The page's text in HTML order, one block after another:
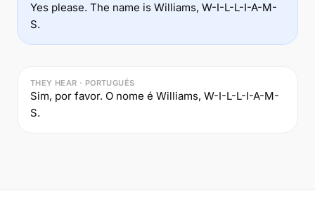
Yes please. The name is Williams, W-I-L-L-I-A-M-
S.
THEY HEAR · PORTUGUÊS
Sim, por favor. O nome é Williams, W-I-L-L-I-A-M-
S.